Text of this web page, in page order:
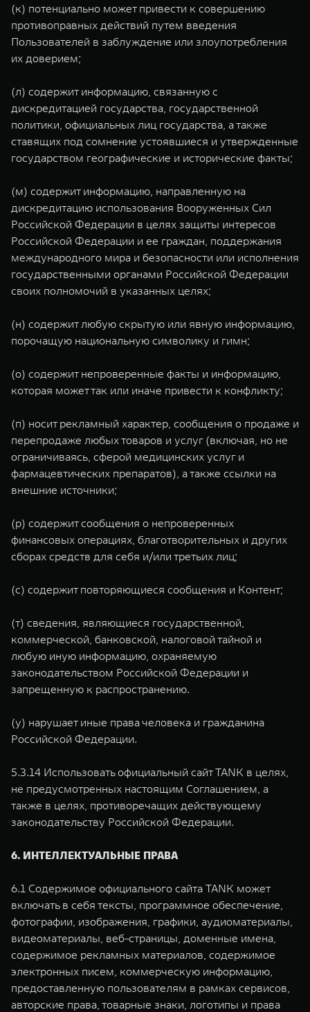
(к) потенциально может привести к совершению
противоправных действий путем введения
Пользователей в заблуждение или злоупотребления
их доверием;
(л) содержит информацию, связанную с
дискредитацией государства, государственной
политики, официальных лиц государства, а также
ставящих под сомнение устоявшиеся и утвержденные
государством географические и исторические факты;
(м) содержит информацию, направленную на
дискредитацию использования Вооруженных Сил
Российской Федерации в целях защиты интересов
Российской Федерации и ее граждан, поддержания
международного мира и безопасности или исполнения
государственными органами Российской Федерации
своих полномочий в указанных целях;
(н) содержит любую скрытую или явную информацию,
порочащую национальную символику и гимн;
(о) содержит непроверенные факты и информацию,
которая может так или иначе привести к конфликту;
(п) носит рекламный характер, сообщения о продаже и
перепродаже любых товаров и услуг (включая, но не
ограничиваясь, сферой медицинских услуг и
фармацевтических препаратов), а также ссылки на
внешние источники;
(р) содержит сообщения о непроверенных
финансовых операциях, благотворительных и других
сборах средств для себя и/или третьих лиц;
(с) содержит повторяющиеся сообщения и Контент;
(т) сведения, являющиеся государственной,
коммерческой, банковской, налоговой тайной и
любую иную информацию, охраняемую
законодательством Российской Федерации и
запрещенную к распространению.
(у) нарушает иные права человека и гражданина
Российской Федерации.
5.3.14 Использовать официальный сайт TANK в целях,
не предусмотренных настоящим Соглашением, а
также в целях, противоречащих действующему
законодательству Российской Федерации.
6. ИНТЕЛЛЕКТУАЛЬНЫЕ ПРАВА
6.1 Содержимое официального сайта TANK может
включать в себя тексты, программное обеспечение,
фотографии, изображения, графики, аудиоматериалы,
видеоматериалы, веб-страницы, доменные имена,
содержимое рекламных материалов, содержимое
электронных писем, коммерческую информацию,
предоставленную пользователям в рамках сервисов,
авторские права, товарные знаки, логотипы и права